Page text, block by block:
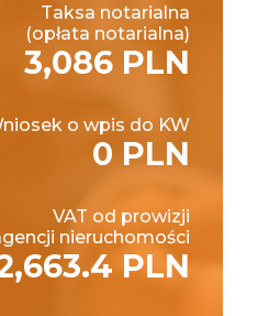
Taksa notarialna
(opłata notarialna)
3,086 PLN
o wpis do KW
0 PLN
VAT od prowizji
nieruchomości
PLN